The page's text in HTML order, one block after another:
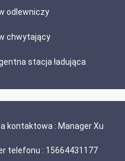
odlewniczy
chwytający
stacja ładująca
kontaktowa : Manager Xu
telefonu : 15664431177